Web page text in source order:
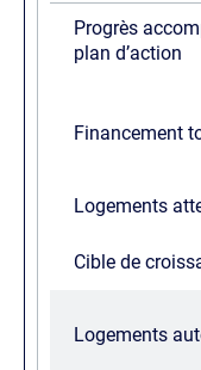
Progrès
plan d’action
Financement
Logements
Cible de
Logements